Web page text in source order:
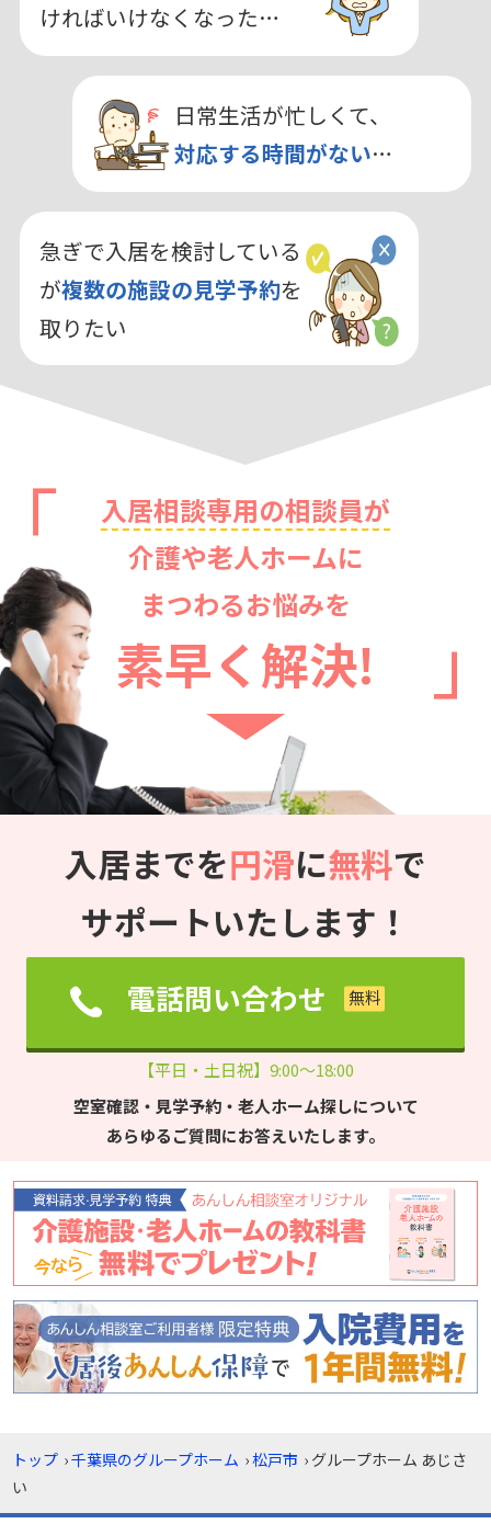
ければいけなくなった…
日常生活が忙しくて、
対応する時間がない…
急ぎで入居を検討している
が複数の施設の見学予約を
取りたい
入居相談専用の相談員が
介護や老人ホームに
まつわるお悩みを
素早く解決!
入居までを円滑に無料で
サポートいたします！
電話問い合わせ
【平日・土日祝】9:00～18:00
空室確認・見学予約・老人ホーム探しについて
あらゆるご質問にお答えいたします。
トップ ›千葉県のグループホーム ›松戸市 › グループホーム あじさ
い